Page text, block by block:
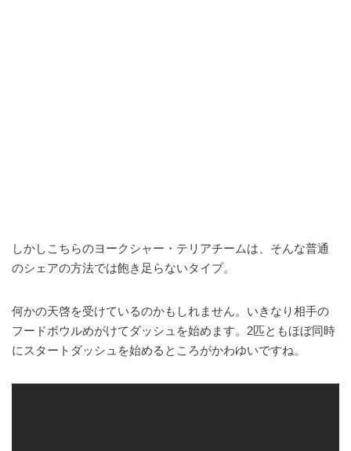
しかしこちらのヨークシャー・テリアチームは、そんな普通
のシェアの方法では飽き足らないタイプ。
何かの天啓を受けているのかもしれません。いきなり相手の
フードボウルめがけてダッシュを始めます。2匹ともほぼ同時
にスタートダッシュを始めるところがかわゆいですね。